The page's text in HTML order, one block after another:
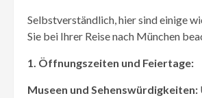
Selbstverständlich, hier sind einige
Sie bei Ihrer Reise nach München
1. Öffnungszeiten und Feiertage:
Museen und Sehenswürdigkeiten: